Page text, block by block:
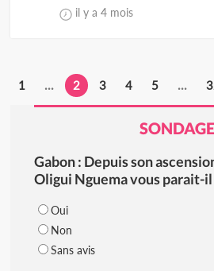
il y a 4 mois
1 ... 2 3 4 5 ...
SONDAGE
Gabon : Depuis son
Oligui Nguema vous parait-
Oui
Non
Sans avis